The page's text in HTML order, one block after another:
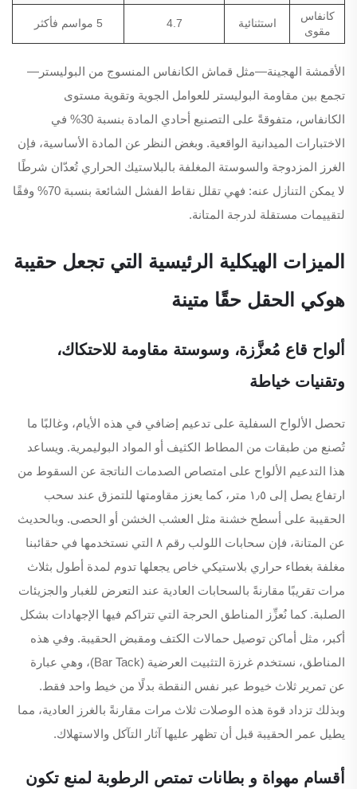
كانفاس
مقوى
استثنائية 4.7 5 مواسم فأكثر
الأقمشة الهجينة—مثل قماش الكانفاس المنسوج من البوليستر—
تجمع بين مقاومة البوليستر للعوامل الجوية وتقوية مستوى
الكانفاس، متفوقةً على التصنيع أحادي المادة بنسبة 30% في
الاختبارات الميدانية الواقعية. وبغض النظر عن المادة الأساسية، فإن
الغرز المزدوجة والسوستة المغلفة بالبلاستيك الحراري تُعدّان شرطًا
لا يمكن التنازل عنه: فهي تقلل نقاط الفشل الشائعة بنسبة 70% وفقًا
لتقييمات مستقلة لدرجة المتانة.
الميزات الهيكلية الرئيسية التي تجعل حقيبة
هوكي الحقل حقًا متينة
ألواح قاع مُعزَّزة، وسوستة مقاومة للاحتكاك،
وتقنيات خياطة
تحصل الألواح السفلية على تدعيم إضافي في هذه الأيام، وغالبًا ما
تُصنع من طبقات من المطاط الكثيف أو المواد البوليمرية. ويساعد
هذا التدعيم الألواح على امتصاص الصدمات الناتجة عن السقوط من
ارتفاع يصل إلى ١٫٥ متر، كما يعزز مقاومتها للتمزق عند سحب
الحقيبة على أسطح خشنة مثل العشب الخشن أو الحصى. وبالحديث
عن المتانة، فإن سحابات اللولب رقم ٨ التي نستخدمها في حقائبنا
مغلفة بغطاء حراري بلاستيكي خاص يجعلها تدوم لمدة أطول بثلاث
مرات تقريبًا مقارنةً بالسحابات العادية عند التعرض للغبار والجزيئات
الصلبة. كما نُعزِّز المناطق الحرجة التي تتراكم فيها الإجهادات بشكل
أكبر، مثل أماكن توصيل حمالات الكتف ومقبض الحقيبة. وفي هذه
المناطق، نستخدم غرزة التثبيت العرضية (Bar Tack)، وهي عبارة
عن تمرير ثلاث خيوط عبر نفس النقطة بدلًا من خيط واحد فقط.
وبذلك تزداد قوة هذه الوصلات ثلاث مرات مقارنةً بالغرز العادية، مما
يطيل عمر الحقيبة قبل أن تظهر عليها آثار التآكل والاستهلاك.
أقسام مهواة و بطانات تمتص الرطوبة لمنع تكون